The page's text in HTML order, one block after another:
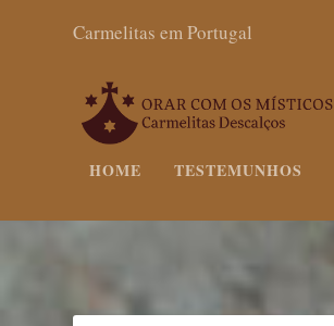
Carmelitas em Portugal
HOME TESTEMUNHOS